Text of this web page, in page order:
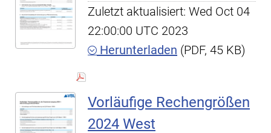
Zuletzt aktualisiert: Wed Oct 04
22:00:00 UTC 2023
Herunterladen (PDF, 45 KB)
Vorläufige Rechengrößen
2024 West